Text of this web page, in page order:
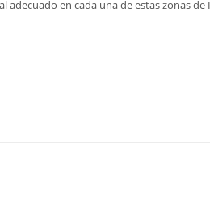
en cada una de estas zonas